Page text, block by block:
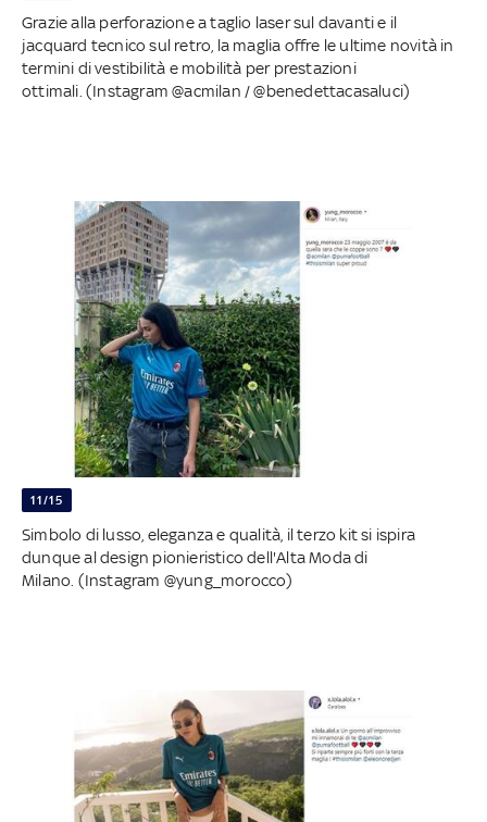
Grazie alla perforazione a taglio laser sul davanti e il
jacquard tecnico sul retro, la maglia offre le ultime novità in
termini di vestibilità e mobilità per prestazioni
ottimali. (Instagram @acmilan / @benedettacasaluci)
11/15
Simbolo di lusso, eleganza e qualità, il terzo kit si ispira
dunque al design pionieristico dell'Alta Moda di
Milano. (Instagram @yung_morocco)